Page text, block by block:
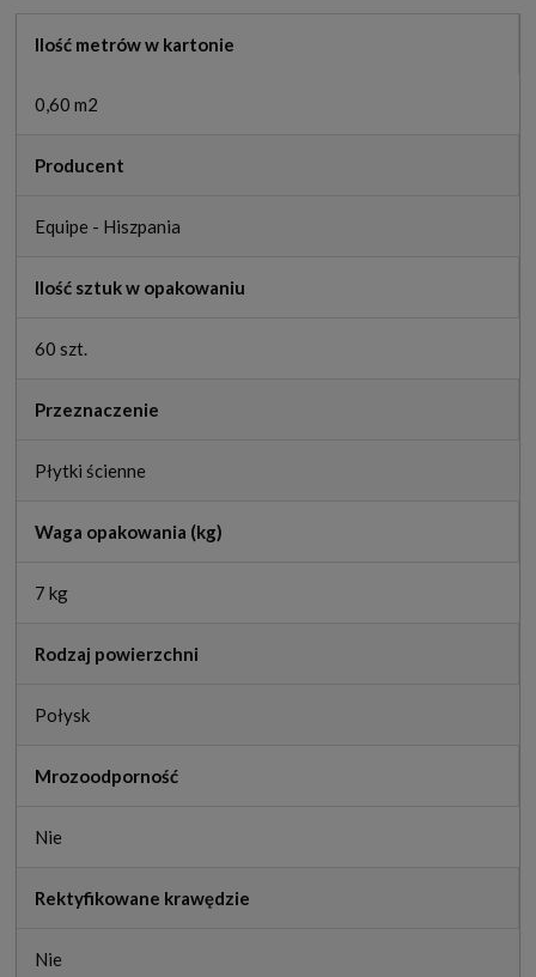
Ilość metrów w kartonie
0,60 m2
Producent
Equipe - Hiszpania
Ilość sztuk w opakowaniu
60 szt.
Przeznaczenie
Płytki ścienne
Waga opakowania (kg)
7 kg
Rodzaj powierzchni
Połysk
Mrozoodporność
Nie
Rektyfikowane krawędzie
Nie